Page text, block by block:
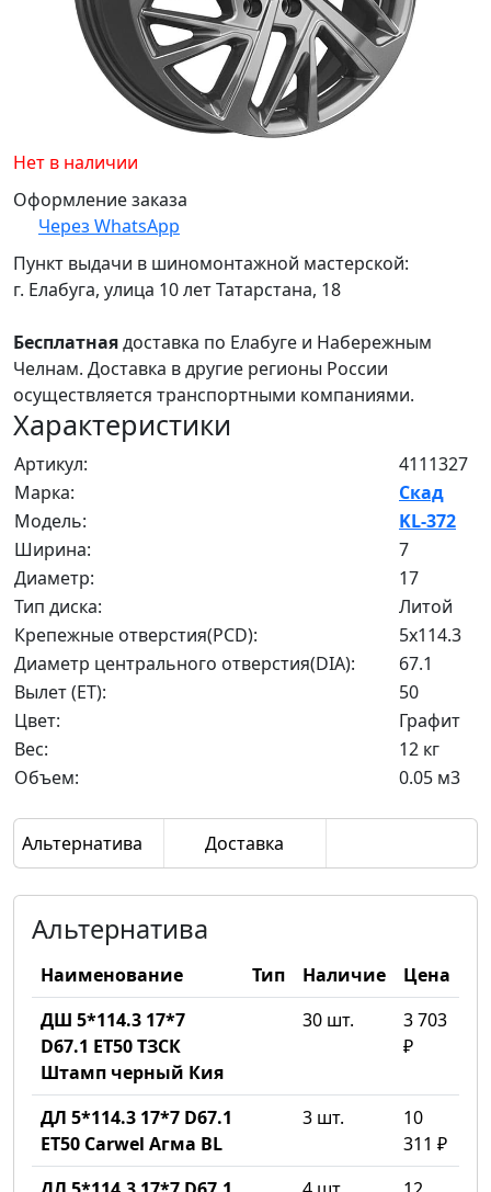
Нет в наличии
Оформление заказа
Через WhatsApp
Пункт выдачи в шиномонтажной мастерской:
г. Елабуга, улица 10 лет Татарстана, 18
Бесплатнаядоставка по Елабуге и Набережным
Челнам. Доставка в другие регионы России
осуществляется транспортными компаниями.
Характеристики
Артикул:
4111327
Марка:
Скад
Модель:
KL-372
Ширина:
7
Диаметр:
17
Тип диска:
Литой
Крепежные отверстия(PCD):
5x114.3
Диаметр центрального отверстия(DIA):
67.1
Вылет (ET):
50
Цвет:
Графит
Вес:
12 кг
Объем:
0.05 м3
Альтернатива Доставка
Альтернатива
Наименование Тип Наличие
Цена
ДШ 5*114.3 17*7
D67.1 ET50 ТЗСК
Штамп черный Кия
30 шт.
3 703
₽
ДЛ 5*114.3 17*7 D67.1
ET50 Carwel Агма BL
3 шт.
10
311 ₽